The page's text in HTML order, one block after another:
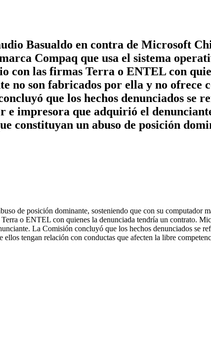
Basualdo en contra de Microsoft
Compaq que usa el sistema
con las firmas Terra o ENTEL con
no son fabricados por ella y no ofrece
que los hechos denunciados se
impresora que adquirió el
constituyan un abuso de posición
de posición dominante, sosteniendo que con su computador
o ENTEL con quienes la denunciada tendría un contrato.
La Comisión concluyó que los hechos denunciados se
tengan relación con conductas que afecten la libre